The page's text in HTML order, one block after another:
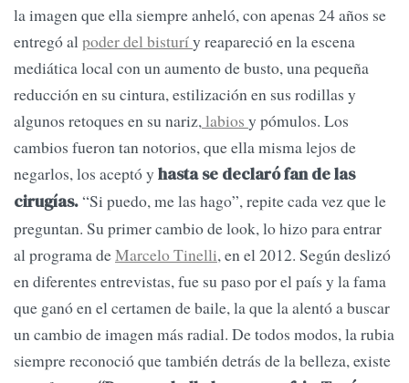
la imagen que ella siempre anheló, con apenas 24 años se
entregó alpoder del bisturíy reapareció en la escena
mediática local con un aumento de busto, una pequeña
reducción en su cintura, estilización en sus rodillas y
algunos retoques en su nariz,labios y pómulos. Los
cambios fueron tan notorios, que ella misma lejos de
negarlos, los aceptó y hasta se declaró fan de las
cirugías.“Si puedo, me las hago”, repite cada vez que le
preguntan. Su primer cambio de look, lo hizo para entrar
al programa deMarcelo Tinelli, en el 2012. Según deslizó
en diferentes entrevistas, fue su paso por el país y la fama
que ganó en el certamen de baile, la que la alentó a buscar
un cambio de imagen más radial. De todos modos, la rubia
siempre reconoció que también detrás de la belleza, existe